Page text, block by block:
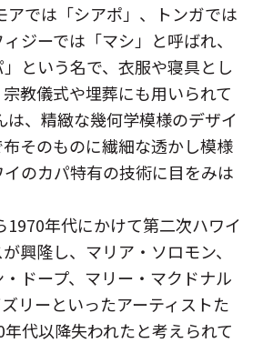
アでは「シアポ」、トンガでは
ジーでは「マシ」と呼ばれ、
という名で、衣服や寝具とし
教儀式や埋葬にも用いられて
は、精緻な幾何学模様のデザイ
そのものに繊細な透かし模様
のカパ特有の技術に目をみは
1970年代にかけて第二次ハワイ
興隆し、マリア・ソロモン、
ドープ、マリー・マクドナル
リーといったアーティストた
代以降失われたと考えられて